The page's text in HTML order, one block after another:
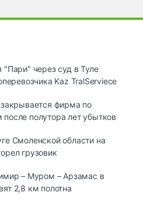
"Пари" через суд в Туле
Kaz TralServiece
фирма по
полутора лет убытков
Смоленской области на
грузовик
– Муром – Арзамас в
2,8 км полотна